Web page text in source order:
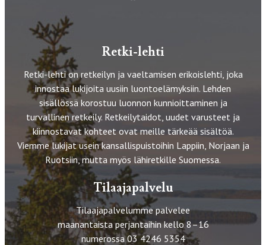
Retki-lehti
Retki-lehti on retkeilyn ja vaeltamisen erikoislehti, joka
innostaa lukijoita uusiin luontoelämyksiin. Lehden
sisällössä korostuu luonnon kunnioittaminen ja
turvallinen retkeily. Retkeilytaidot, uudet varusteet ja
kiinnostavat kohteet ovat meille tärkeää sisältöä.
Viemme lukijat usein kansallispuistoihin Lappiin, Norjaan ja
Ruotsiin, mutta myös lähiretkille Suomessa.
Tilaajapalvelu
Tilaajapalvelumme palvelee
maanantaista perjantaihin kello 8–16
numerossa 03 4246 5354